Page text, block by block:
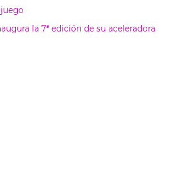
la 7ª edición de su aceleradora